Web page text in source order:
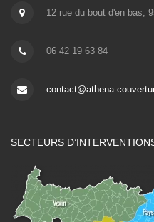
12 rue du bout d'en bas,
06 42 19 63 84
contact@athena-
SECTEURS